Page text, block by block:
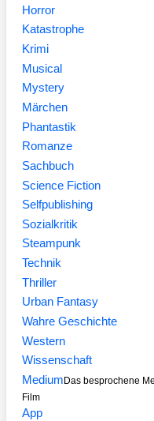
Horror
Katastrophe
Krimi
Musical
Mystery
Märchen
Phantastik
Romanze
Sachbuch
Science Fiction
Selfpublishing
Sozialkritik
Steampunk
Technik
Thriller
Urban Fantasy
Wahre Geschichte
Western
Wissenschaft
MediumDas besprochene
Film
App